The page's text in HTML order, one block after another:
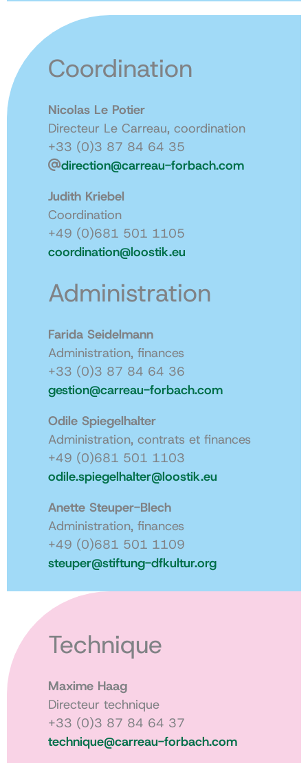
Coordination
Nicolas Le Potier
Directeur Le Carreau, coordination
+33 (0)3 87 84 64 35
direction@carreau-forbach.com
Judith Kriebel
Coordination
+49 (0)681 501 1105
coordination@loostik.eu
Administration
Farida Seidelmann
Administration, finances
+33 (0)3 87 84 64 36
gestion@carreau-forbach.com
Odile Spiegelhalter
Administration, contrats et finances
+49 (0)681 501 1103
odile.spiegelhalter@loostik.eu
Anette Steuper-Blech
Administration, finances
+49 (0)681 501 1109
steuper@stiftung-dfkultur.org
Technique
Maxime Haag
Directeur technique
+33 (0)3 87 84 64 37
technique@carreau-forbach.com